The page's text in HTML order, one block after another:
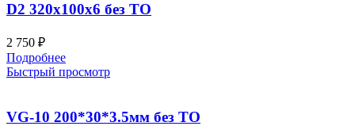
D2 320x100x6 без ТО
2 750 ₽
Подробнее
Быстрый просмотр
VG-10 200*30*3.5мм без ТО